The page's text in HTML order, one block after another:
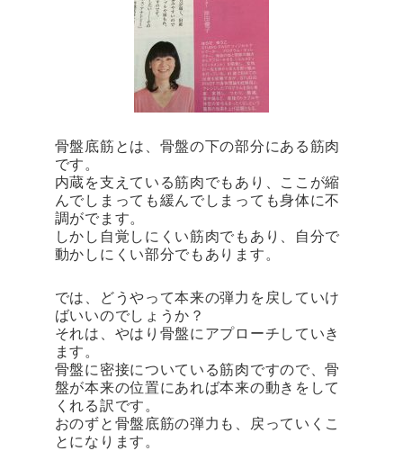
骨盤底筋とは、骨盤の下の部分にある筋肉
です。
内蔵を支えている筋肉でもあり、ここが縮
んでしまっても緩んでしまっても身体に不
調がでます。
しかし自覚しにくい筋肉でもあり、自分で
動かしにくい部分でもあります。
では、どうやって本来の弾力を戻していけ
ばいいのでしょうか？
それは、やはり骨盤にアプローチしていき
ます。
骨盤に密接についている筋肉ですので、骨
盤が本来の位置にあれば本来の動きをして
くれる訳です。
おのずと骨盤底筋の弾力も、戻っていくこ
とになります。